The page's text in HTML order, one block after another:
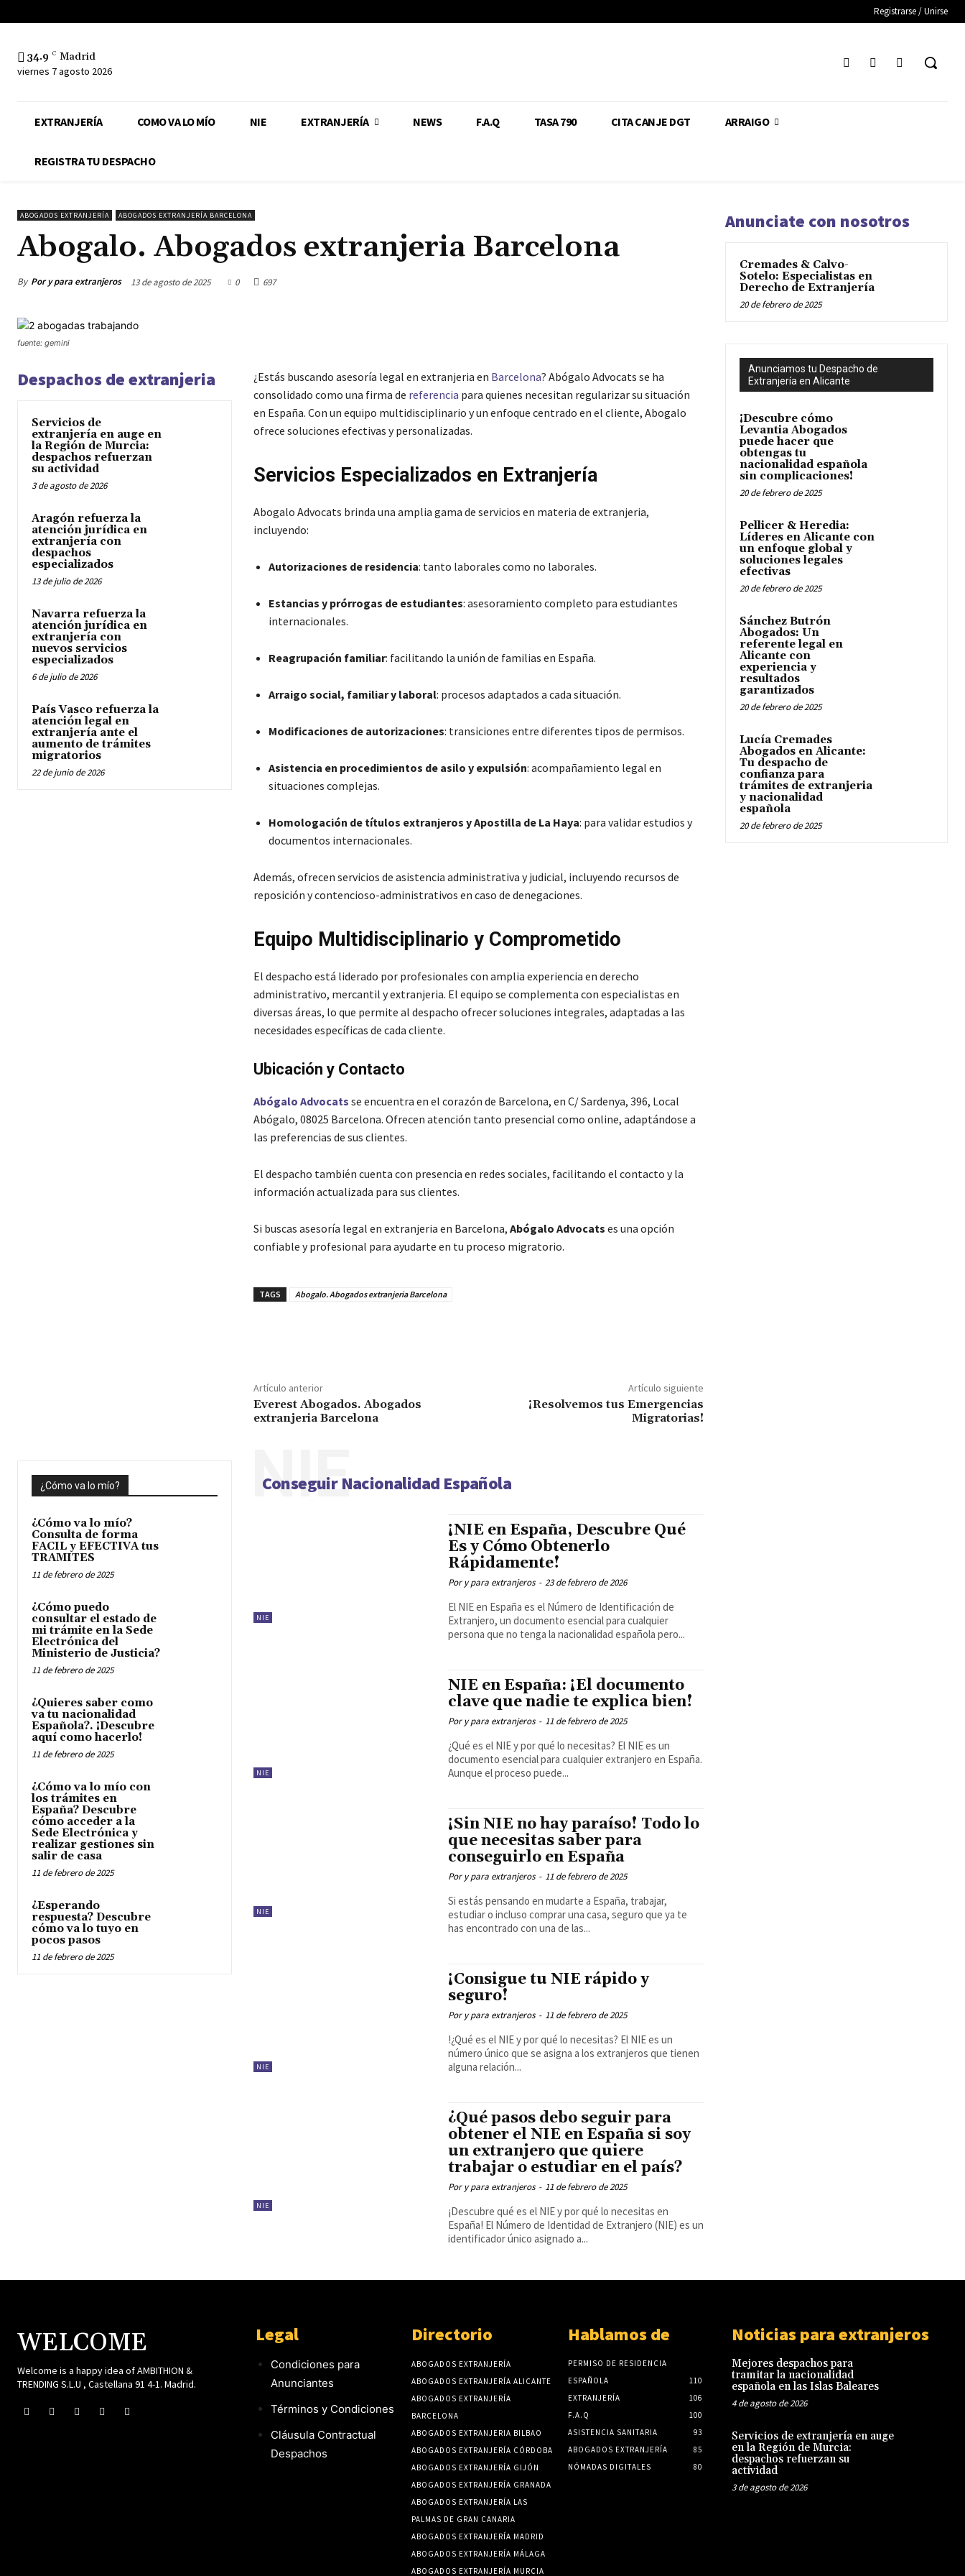
Registrarse / Unirse
34.9 C Madrid
viernes 7 agosto 2026
EXTRANJERÍA COMO VA LO MÍO NIE EXTRANJERÍA NEWS F.A.Q TASA 790 CITA CANJE DGT ARRAIGO
REGISTRA TU DESPACHO
ABOGADOS EXTRANJERÍA ABOGADOS EXTRANJERÍA BARCELONA
Abogalo. Abogados extranjeria Barcelona
By Por y para extranjeros 13 de agosto de 2025 0 697
fuente: gemini
Despachos de extranjeria
Servicios de
extranjería en auge en
la Región de Murcia:
despachos refuerzan
su actividad
3 de agosto de 2026
Aragón refuerza la
atención jurídica en
extranjería con
despachos
especializados
13 de julio de 2026
Navarra refuerza la
atención jurídica en
extranjería con
nuevos servicios
especializados
6 de julio de 2026
País Vasco refuerza la
atención legal en
extranjería ante el
aumento de trámites
migratorios
22 de junio de 2026
¿Estás buscando asesoría legal en extranjeria en Barcelona? Abógalo Advocats se ha
consolidado como una firma de referencia para quienes necesitan regularizar su situación
en España. Con un equipo multidisciplinario y un enfoque centrado en el cliente, Abogalo
ofrece soluciones efectivas y personalizadas.
Servicios Especializados en Extranjería
Abogalo Advocats brinda una amplia gama de servicios en materia de extranjeria,
incluyendo:
Autorizaciones de residencia: tanto laborales como no laborales.
Estancias y prórrogas de estudiantes: asesoramiento completo para estudiantes
internacionales.
Reagrupación familiar: facilitando la unión de familias en España.
Arraigo social, familiar y laboral: procesos adaptados a cada situación.
Modificaciones de autorizaciones: transiciones entre diferentes tipos de permisos.
Asistencia en procedimientos de asilo y expulsión: acompañamiento legal en
situaciones complejas.
Homologación de títulos extranjeros y Apostilla de La Haya: para validar estudios y
documentos internacionales.
Además, ofrecen servicios de asistencia administrativa y judicial, incluyendo recursos de
reposición y contencioso-administrativos en caso de denegaciones.
Equipo Multidisciplinario y Comprometido
El despacho está liderado por profesionales con amplia experiencia en derecho
administrativo, mercantil y extranjeria. El equipo se complementa con especialistas en
diversas áreas, lo que permite al despacho ofrecer soluciones integrales, adaptadas a las
necesidades específicas de cada cliente.
Ubicación y Contacto
Abógalo Advocats se encuentra en el corazón de Barcelona, en C/ Sardenya, 396, Local
Abógalo, 08025 Barcelona. Ofrecen atención tanto presencial como online, adaptándose a
las preferencias de sus clientes.
El despacho también cuenta con presencia en redes sociales, facilitando el contacto y la
información actualizada para sus clientes.
Si buscas asesoría legal en extranjeria en Barcelona, Abógalo Advocats es una opción
confiable y profesional para ayudarte en tu proceso migratorio.
TAGS Abogalo. Abogados extranjeria Barcelona
Artículo anterior
Everest Abogados. Abogados
extranjeria Barcelona
Artículo siguiente
¡Resolvemos tus Emergencias
Migratorias!
¿Cómo va lo mío?
¿Cómo va lo mío?
Consulta de forma
FACIL y EFECTIVA tus
TRAMITES
11 de febrero de 2025
¿Cómo puedo
consultar el estado de
mi trámite en la Sede
Electrónica del
Ministerio de Justicia?
11 de febrero de 2025
¿Quieres saber como
va tu nacionalidad
Española?. ¡Descubre
aquí como hacerlo!
11 de febrero de 2025
¿Cómo va lo mío con
los trámites en
España? Descubre
cómo acceder a la
Sede Electrónica y
realizar gestiones sin
salir de casa
11 de febrero de 2025
¿Esperando
respuesta? Descubre
cómo va lo tuyo en
pocos pasos
11 de febrero de 2025
Conseguir Nacionalidad Española
NIE
NIE
¡NIE en España, Descubre Qué
Es y Cómo Obtenerlo
Rápidamente!
Por y para extranjeros - 23 de febrero de 2026
El NIE en España es el Número de Identificación de
Extranjero, un documento esencial para cualquier
persona que no tenga la nacionalidad española pero...
NIE
NIE en España: ¡El documento
clave que nadie te explica bien!
Por y para extranjeros - 11 de febrero de 2025
¿Qué es el NIE y por qué lo necesitas? El NIE es un
documento esencial para cualquier extranjero en España.
Aunque el proceso puede...
NIE
¡Sin NIE no hay paraíso! Todo lo
que necesitas saber para
conseguirlo en España
Por y para extranjeros - 11 de febrero de 2025
Si estás pensando en mudarte a España, trabajar,
estudiar o incluso comprar una casa, seguro que ya te
has encontrado con una de las...
NIE
¡Consigue tu NIE rápido y
seguro!
Por y para extranjeros - 11 de febrero de 2025
!¿Qué es el NIE y por qué lo necesitas? El NIE es un
número único que se asigna a los extranjeros que tienen
alguna relación...
NIE
¿Qué pasos debo seguir para
obtener el NIE en España si soy
un extranjero que quiere
trabajar o estudiar en el país?
Por y para extranjeros - 11 de febrero de 2025
¡Descubre qué es el NIE y por qué lo necesitas en
España! El Número de Identidad de Extranjero (NIE) es un
identificador único asignado a...
Anunciate con nosotros
Cremades & Calvo-
Sotelo: Especialistas en
Derecho de Extranjería
20 de febrero de 2025
Anunciamos tu Despacho de
Extranjería en Alicante
¡Descubre cómo
Levantia Abogados
puede hacer que
obtengas tu
nacionalidad española
sin complicaciones!
20 de febrero de 2025
Pellicer & Heredia:
Líderes en Alicante con
un enfoque global y
soluciones legales
efectivas
20 de febrero de 2025
Sánchez Butrón
Abogados: Un
referente legal en
Alicante con
experiencia y
resultados
garantizados
20 de febrero de 2025
Lucía Cremades
Abogados en Alicante:
Tu despacho de
confianza para
trámites de extranjeria
y nacionalidad
española
20 de febrero de 2025
WELCOME
Welcome is a happy idea of AMBITHION &
TRENDING S.L.U , Castellana 91 4-1. Madrid.
Legal
Condiciones para
Anunciantes
Términos y Condiciones
Cláusula Contractual
Despachos
Directorio
ABOGADOS EXTRANJERÍA
ABOGADOS EXTRANJERÍA ALICANTE
ABOGADOS EXTRANJERÍA
BARCELONA
ABOGADOS EXTRANJERIA BILBAO
ABOGADOS EXTRANJERÍA CÓRDOBA
ABOGADOS EXTRANJERÍA GIJÓN
ABOGADOS EXTRANJERÍA GRANADA
ABOGADOS EXTRANJERÍA LAS
PALMAS DE GRAN CANARIA
ABOGADOS EXTRANJERÍA MADRID
ABOGADOS EXTRANJERÍA MÁLAGA
ABOGADOS EXTRANJERÍA MURCIA
Hablamos de
PERMISO DE RESIDENCIA
ESPAÑOLA
110
EXTRANJERÍA
106
F.A.Q
100
ASISTENCIA SANITARIA
93
ABOGADOS EXTRANJERÍA
85
NÓMADAS DIGITALES
80
Noticias para extranjeros
Mejores despachos para
tramitar la nacionalidad
española en las Islas Baleares
4 de agosto de 2026
Servicios de extranjería en auge
en la Región de Murcia:
despachos refuerzan su
actividad
3 de agosto de 2026